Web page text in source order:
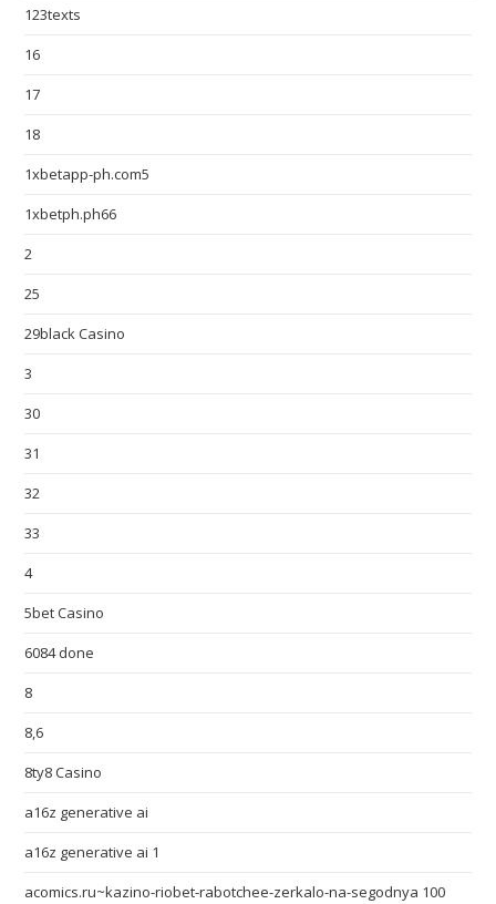
123texts
16
17
18
1xbetapp-ph.com5
1xbetph.ph66
2
25
29black Casino
3
30
31
32
33
4
5bet Casino
6084 done
8
8,6
8ty8 Casino
a16z generative ai
a16z generative ai 1
acomics.ru~kazino-riobet-rabotchee-zerkalo-na-segodnya 100